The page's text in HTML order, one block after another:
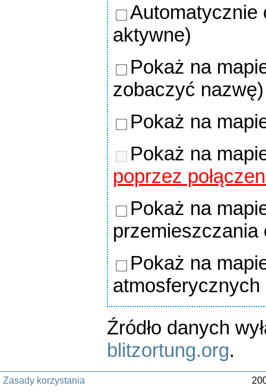
Automatycznie
aktywne)
Pokaż na
zobaczyć nazwę)
Pokaż na
Pokaż na
poprzez
Pokaż na
Pokaż na
atmosferycznych
Źródło danych
blitzortung.org.
Zasady korzystania